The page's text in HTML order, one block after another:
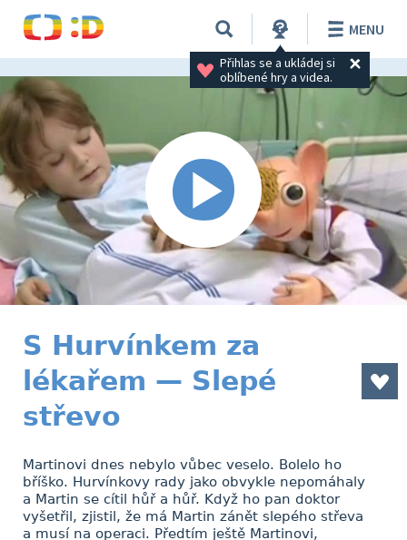
Přihlas se a ukládej si
oblíbené hry a videa.
MENU
S Hurvínkem za
lékařem — Slepé
střevo
Martinovi dnes nebylo vůbec veselo. Bolelo ho
bříško. Hurvínkovy rady jako obvykle nepomáhaly
a Martin se cítil hůř a hůř. Když ho pan doktor
vyšetřil, zjistil, že má Martin zánět slepého střeva
a musí na operaci. Předtím ještě Martinovi,